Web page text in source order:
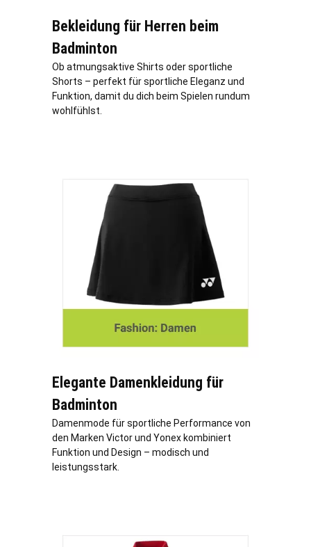
Bekleidung für Herren beim
Badminton
Ob atmungsaktive Shirts oder sportliche
Shorts – perfekt für sportliche Eleganz und
Funktion, damit du dich beim Spielen rundum
wohlfühlst.
Elegante Damenkleidung für
Badminton
Damenmode für sportliche Performance von
den Marken Victor und Yonex kombiniert
Funktion und Design – modisch und
leistungsstark.